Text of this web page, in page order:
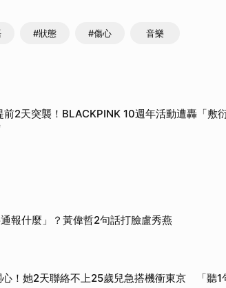
#狀態 #傷心 音樂
2天突襲！BLACKPINK 10週年活動遭轟「敷
通報什麼」？黃偉哲2句話打臉盧秀燕
心！她2天聯絡不上25歲兒急搭機衝東京 「聽1